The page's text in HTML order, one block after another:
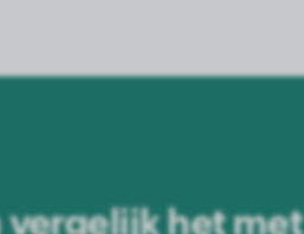
vergelijk het met